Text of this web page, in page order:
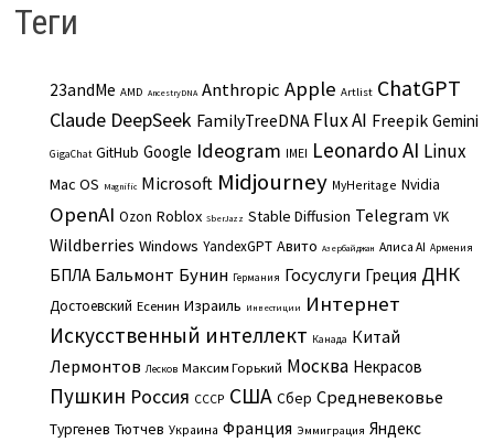
Теги
23andMe AMD AncestryDNA Anthropic Apple Artlist ChatGPT
Claude DeepSeek FamilyTreeDNA Flux AI Freepik Gemini
GigaChat GitHub Google Ideogram IMEI Leonardo AI Linux
Mac OS Magnific Microsoft Midjourney MyHeritage Nvidia
OpenAI Ozon Roblox SberJazz Stable Diffusion Telegram VK
Wildberries Windows YandexGPT Авито Азербайджан Алиса AI Армения
БПЛА Бальмонт Бунин Германия Госуслуги Греция ДНК
Достоевский Есенин Израиль Инвестиции Интернет
Искусственный интеллект Канада Китай
Лермонтов Лесков Максим Горький Москва Некрасов
Пушкин Россия СССР США Сбер Средневековье
Тургенев Тютчев Украина Франция Эммиграция Яндекс